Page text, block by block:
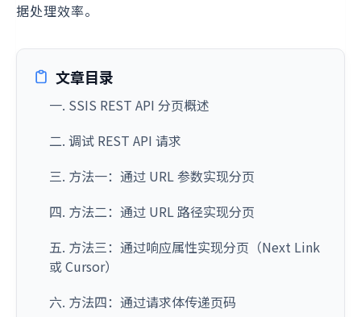
据处理效率。
文章目录
一. SSIS REST API 分页概述
二. 调试 REST API 请求
三. 方法一：通过 URL 参数实现分页
四. 方法二：通过 URL 路径实现分页
五. 方法三：通过响应属性实现分页（Next Link
或 Cursor）
六. 方法四：通过请求体传递页码